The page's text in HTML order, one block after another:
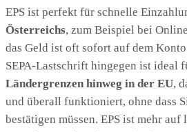
EPS ist perfekt für schnelle
Österreichs, zum Beispiel bei
das Geld ist oft sofort auf dem
SEPA-Lastschrift hingegen ist ideal
Ländergrenzen hinweg in der EU,
und überall funktioniert, ohne dass
bestätigen müssen. EPS ist mehr